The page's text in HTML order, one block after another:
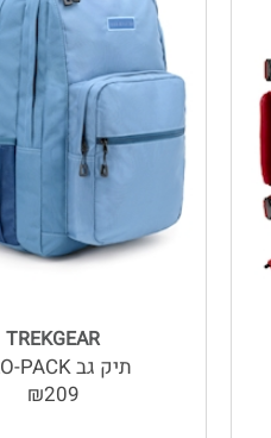
TREKGEAR
תיק גב PRO-PACK
₪209